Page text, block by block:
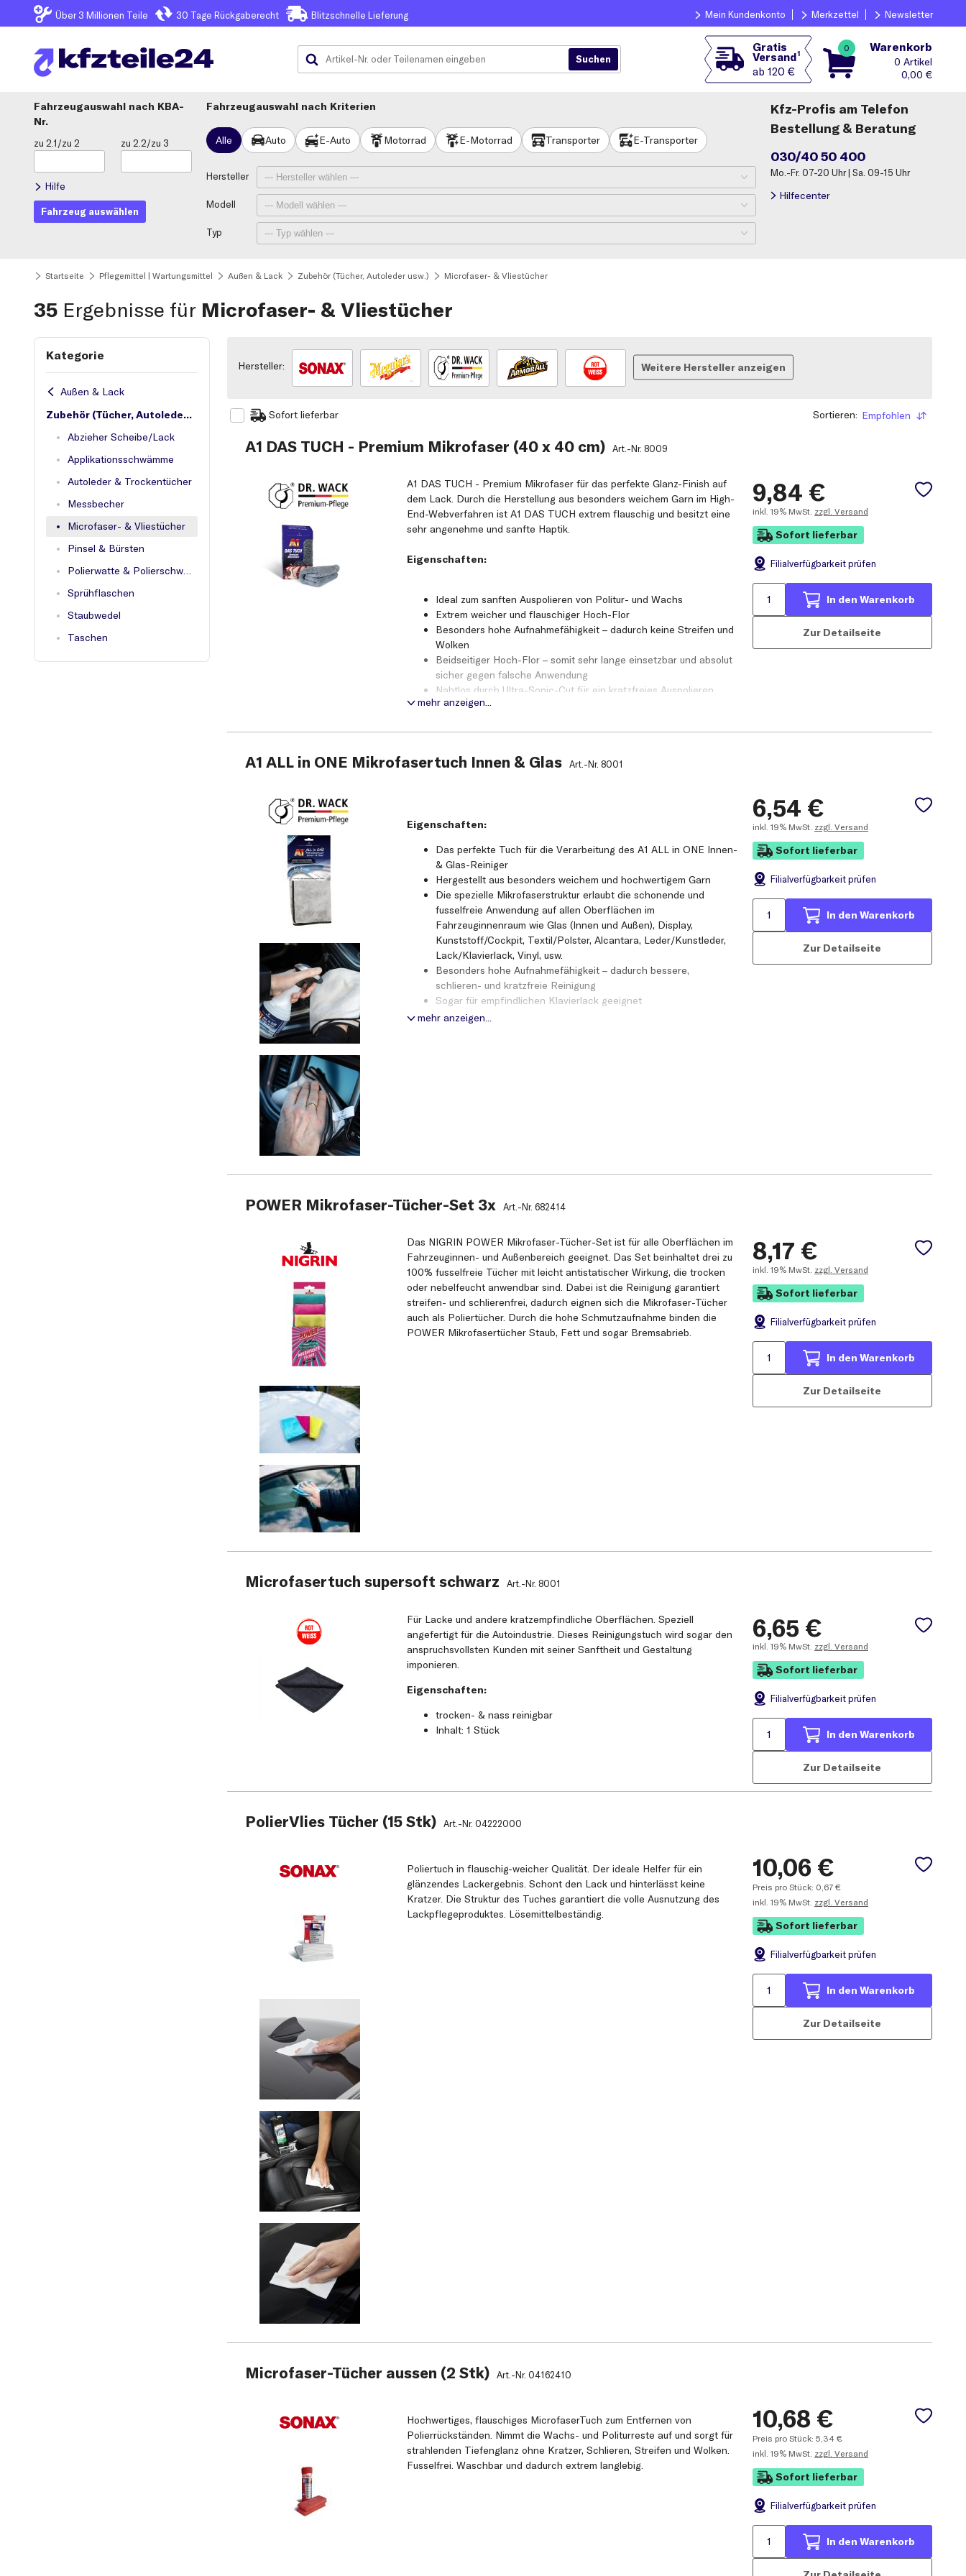
Über 3 Millionen Teile 30 Tage Rückgaberecht Blitzschnelle Lieferung Mein Kundenkonto Merkzettel Newsletter
Gratis
Versand1
ab 120 €
0 Warenkorb
0
0,00 €
Fahrzeugauswahl
KBA-
Nr.
zu 2.1/zu 2 zu 2.2/zu 3
Hilfe
Fahrzeug auswählen
Fahrzeugauswahl nach Kriterien
Alle Auto E-Auto Motorrad E-Motorrad Transporter E-Transporter
Hersteller
Modell
Typ
Kfz-Profis am Telefon
Bestellung & Beratung
030/40 50 400
Mo.-Fr. 07-20 Uhr | Sa. 09-15 Uhr
Hilfecenter
Startseite Pflegemittel | Wartungsmittel Außen & Lack Zubehör (Tücher, Autoleder usw.) Microfaser- & Vliestücher
35 Ergebnisse für Microfaser- & Vliestücher
Kategorie
Außen & Lack
Zubehör (Tücher, Autoleder usw.)
Abzieher Scheibe/Lack
Applikationsschwämme
Autoleder & Trockentücher
Messbecher
Microfaser- & Vliestücher
Pinsel & Bürsten
Polierwatte & Polierschwämme
Sprühflaschen
Staubwedel
Taschen
Hersteller: Weitere Hersteller anzeigen
Sofort lieferbar Sortieren: Empfohlen
Sortieren
A1 DAS TUCH - Premium Mikrofaser (40 x 40 cm) Art.-Nr. 8009
9,84 €
inkl. 19% MwSt. zzgl. Versand
Sofort lieferbar
Filialverfügbarkeit prüfen
In den Warenkorb
Zur Detailseite
A1 DAS TUCH - Premium Mikrofaser für das perfekte Glanz-Finish auf
dem Lack. Durch die Herstellung aus besonders weichem Garn im High-
End-Webverfahren ist A1 DAS TUCH extrem flauschig und besitzt eine
sehr angenehme und sanfte Haptik.
Eigenschaften:
Ideal zum sanften Auspolieren von Politur- und Wachs
Extrem weicher und flauschiger Hoch-Flor
Besonders hohe Aufnahmefähigkeit – dadurch keine Streifen und
Wolken
Beidseitiger Hoch-Flor – somit sehr lange einsetzbar und absolut
sicher gegen falsche Anwendung
Nahtlos durch Ultra-Sonic-Cut für ein kratzfreies Auspolieren
Fusselfrei, waschbar bis 60° C (ohne Weichspüler)
Sogar für empfindliche Lacke wie Klavierlack geeignet
mehr anzeigen...
A1 ALL in ONE Mikrofasertuch Innen & Glas Art.-Nr. 8001
6,54 €
inkl. 19% MwSt. zzgl. Versand
Sofort lieferbar
Filialverfügbarkeit prüfen
In den Warenkorb
Zur Detailseite
Eigenschaften:
Das perfekte Tuch für die Verarbeitung des A1 ALL in ONE Innen-
& Glas-Reiniger
Hergestellt aus besonders weichem und hochwertigem Garn
Die spezielle Mikrofaserstruktur erlaubt die schonende und
fusselfreie Anwendung auf allen Oberflächen im
Fahrzeuginnenraum wie Glas (Innen und Außen), Display,
Kunststoff/Cockpit, Textil/Polster, Alcantara, Leder/Kunstleder,
Lack/Klavierlack, Vinyl, usw.
Besonders hohe Aufnahmefähigkeit – dadurch bessere,
schlieren- und kratzfreie Reinigung
Sogar für empfindlichen Klavierlack geeignet
Fusselfrei auch an den Tuchkanten, da umkettelt
mehr anzeigen...
POWER Mikrofaser-Tücher-Set 3x Art.-Nr. 682414
8,17 €
inkl. 19% MwSt. zzgl. Versand
Sofort lieferbar
Filialverfügbarkeit prüfen
In den Warenkorb
Zur Detailseite
Das NIGRIN POWER Mikrofaser-Tücher-Set ist für alle Oberflächen im
Fahrzeuginnen- und Außenbereich geeignet. Das Set beinhaltet drei zu
100% fusselfreie Tücher mit leicht antistatischer Wirkung, die trocken
oder nebelfeucht anwendbar sind. Dabei ist die Reinigung garantiert
streifen- und schlierenfrei, dadurch eignen sich die Mikrofaser-Tücher
auch als Poliertücher. Durch die hohe Schmutzaufnahme binden die
POWER Mikrofasertücher Staub, Fett und sogar Bremsabrieb.
Microfasertuch supersoft schwarz Art.-Nr. 8001
6,65 €
inkl. 19% MwSt. zzgl. Versand
Sofort lieferbar
Filialverfügbarkeit prüfen
In den Warenkorb
Zur Detailseite
Für Lacke und andere kratzempfindliche Oberflächen. Speziell
angefertigt für die Autoindustrie. Dieses Reinigungstuch wird sogar den
anspruchsvollsten Kunden mit seiner Sanftheit und Gestaltung
imponieren.
Eigenschaften:
trocken- & nass reinigbar
Inhalt: 1 Stück
PolierVlies Tücher (15 Stk) Art.-Nr. 04222000
10,06 €
Preis pro Stück: 0,67€
inkl. 19% MwSt. zzgl. Versand
Sofort lieferbar
Filialverfügbarkeit prüfen
In den Warenkorb
Zur Detailseite
Poliertuch in flauschig-weicher Qualität. Der ideale Helfer für ein
glänzendes Lackergebnis. Schont den Lack und hinterlässt keine
Kratzer. Die Struktur des Tuches garantiert die volle Ausnutzung des
Lackpflegeproduktes. Lösemittelbeständig.
Microfaser-Tücher aussen (2 Stk) Art.-Nr. 04162410
10,68 €
Preis pro Stück: 5,34€
inkl. 19% MwSt. zzgl. Versand
Sofort lieferbar
Filialverfügbarkeit prüfen
In den Warenkorb
Hochwertiges, flauschiges MicrofaserTuch zum Entfernen von
Polierrückständen. Nimmt die Wachs- und Politurreste auf und sorgt für
strahlenden Tiefenglanz ohne Kratzer, Schlieren, Streifen und Wolken.
Fusselfrei. Waschbar und dadurch extrem langlebig.